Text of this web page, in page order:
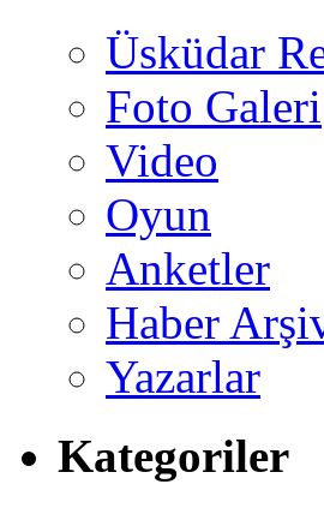
Üsküdar
Foto Galeri
Video
Oyun
Anketler
Haber
Yazarlar
Kategoriler